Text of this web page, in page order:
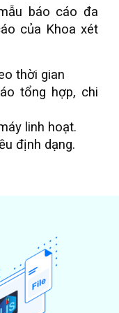
báo cáo đa
của Khoa xét
thời gian
tổng hợp, chi
linh hoạt.
định dạng.